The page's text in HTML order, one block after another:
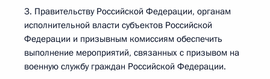
3. Правительству Российской Федерации, органам
исполнительной власти субъектов Российской
Федерации и призывным комиссиям обеспечить
выполнение мероприятий, связанных с призывом на
военную службу граждан Российской Федерации.